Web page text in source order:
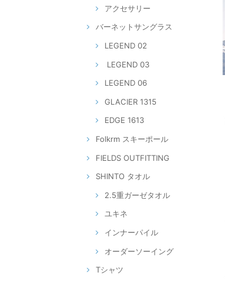
アクセサリー
バーネットサングラス
LEGEND 02
LEGEND 03
LEGEND 06
GLACIER 1315
EDGE 1613
Folkrm スキーポール
FIELDS OUTFITTING
SHINTO タオル
2.5重ガーゼタオル
ユキネ
インナーパイル
オーダーソーイング
Tシャツ